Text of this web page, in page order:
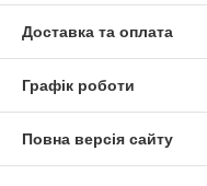
Доставка та оплата
Графік роботи
Повна версія сайту